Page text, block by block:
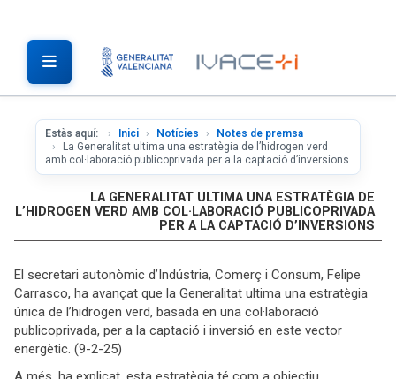
Estàs aquí: Inici Notícies
Notes de premsa
La Generalitat ultima una estratègia de l’hidrogen verd
amb col·laboració publicoprivada per a la captació d’inversions
LA GENERALITAT ULTIMA UNA ESTRATÈGIA DE
L’HIDROGEN VERD AMB COL·LABORACIÓ PUBLICOPRIVADA
PER A LA CAPTACIÓ D’INVERSIONS
El secretari autonòmic d’Indústria, Comerç i Consum, Felipe
Carrasco, ha avançat que la Generalitat ultima una estratègia
única de l’hidrogen verd, basada en una col·laboració
publicoprivada, per a la captació i inversió en este vector
energètic. (9-2-25)